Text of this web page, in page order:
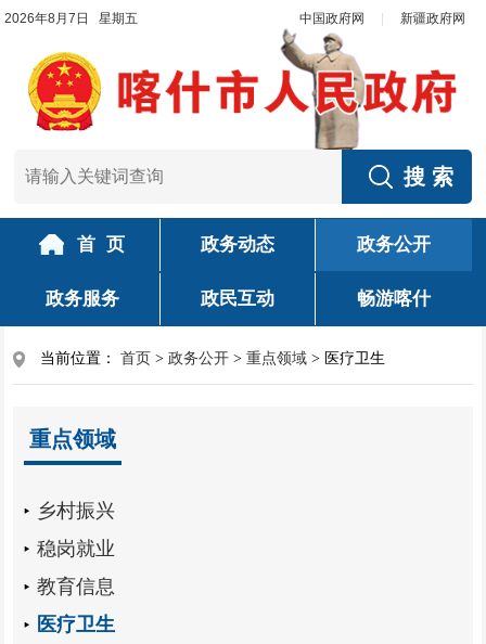
2026年8月7日 星期五 中国政府网 新疆政府网
首 页 政务动态 政务公开
政务服务 政民互动 畅游喀什
当前位置：首页 >政务公开 >重点领域 > 医疗卫生
重点领域
乡村振兴
稳岗就业
教育信息
医疗卫生